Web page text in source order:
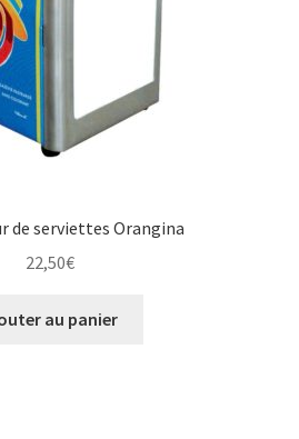
de serviettes Orangina
22,50€
au panier